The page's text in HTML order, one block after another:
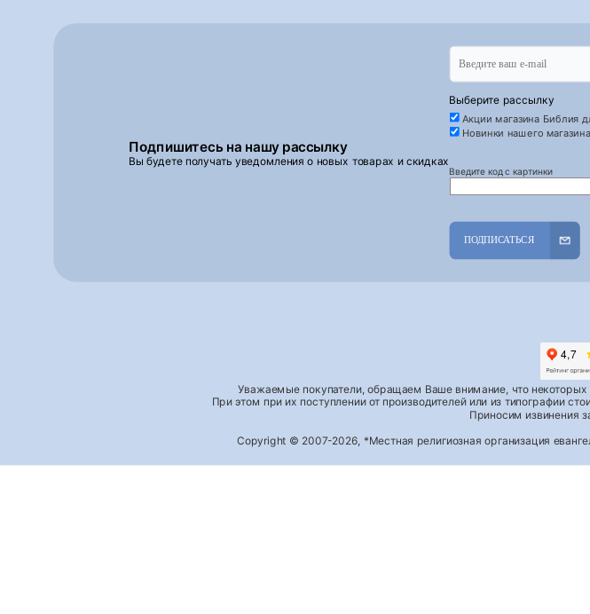
Подпишитесь на нашу рассылку
Вы будете получать уведомления о новых товарах и скидках
Выберите рассылку
Акции магазина Библия
Новинки нашего магазина
Введите код с картинки
ПОДПИСАТЬСЯ
Уважаемые покупатели, обращаем Ваше внимание, что
При этом при их поступлении от производителей или из типографии
Приносим извинения
Copyright © 2007-2026, *Местная религиозная организация